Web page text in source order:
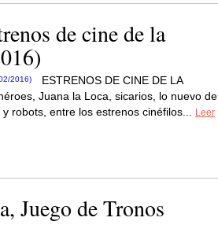
de cine de la
ESTRENOS DE CINE DE LA
Juana la Loca, sicarios, lo nuevo de
robots, entre los estrenos cinéfilos...
Leer
Juego de Tronos